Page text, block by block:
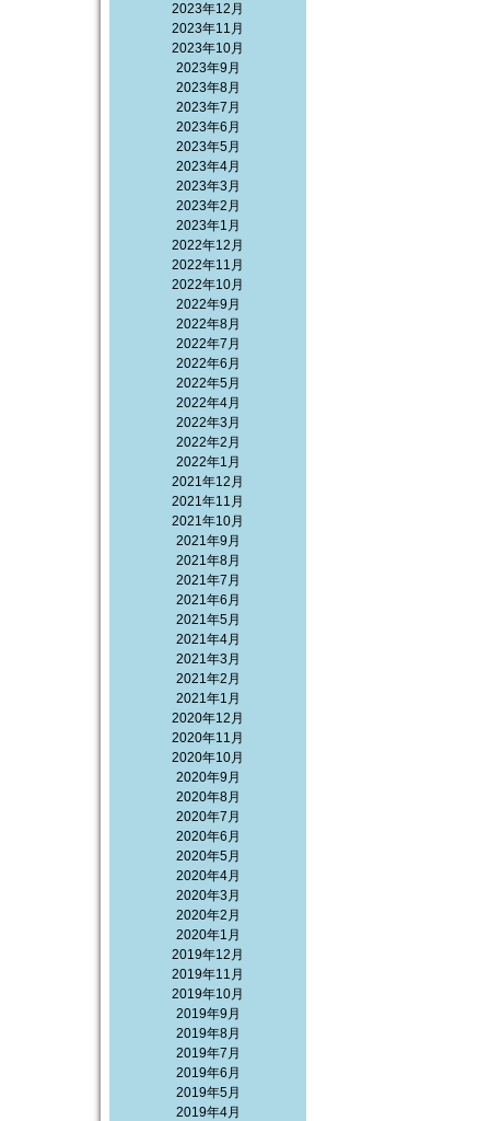
2023年12月
2023年11月
2023年10月
2023年9月
2023年8月
2023年7月
2023年6月
2023年5月
2023年4月
2023年3月
2023年2月
2023年1月
2022年12月
2022年11月
2022年10月
2022年9月
2022年8月
2022年7月
2022年6月
2022年5月
2022年4月
2022年3月
2022年2月
2022年1月
2021年12月
2021年11月
2021年10月
2021年9月
2021年8月
2021年7月
2021年6月
2021年5月
2021年4月
2021年3月
2021年2月
2021年1月
2020年12月
2020年11月
2020年10月
2020年9月
2020年8月
2020年7月
2020年6月
2020年5月
2020年4月
2020年3月
2020年2月
2020年1月
2019年12月
2019年11月
2019年10月
2019年9月
2019年8月
2019年7月
2019年6月
2019年5月
2019年4月